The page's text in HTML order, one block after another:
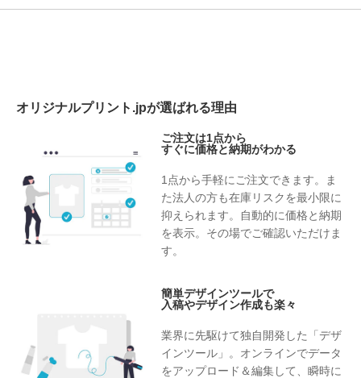
オリジナルプリント.jpが選ばれる理由
ご注文は1点から
すぐに価格と納期がわかる
1点から手軽にご注文できます。ま
た法人の方も在庫リスクを最小限に
抑えられます。自動的に価格と納期
を表示。その場でご確認いただけま
す。
簡単デザインツールで
入稿やデザイン作成も楽々
業界に先駆けて独自開発した「デザ
インツール」。オンラインでデータ
をアップロード＆編集して、瞬時に